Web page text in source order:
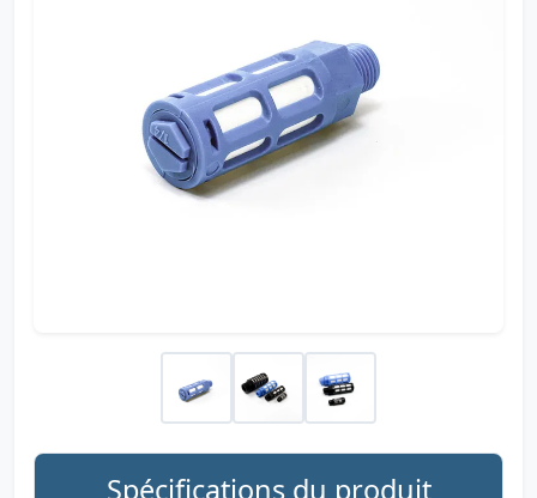
Spécifications du produit